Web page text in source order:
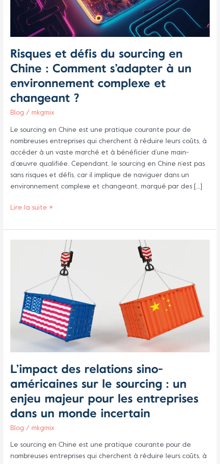
Risques et défis du sourcing en
Chine : Comment s’adapter à un
environnement complexe et
changeant ?
Blog / mkgmix
Le sourcing en Chine est une pratique courante pour de
nombreuses entreprises qui cherchent à réduire leurs coûts, à
accéder à un vaste marché et à bénéficier d’une main-
d’œuvre qualifiée. Cependant, le sourcing en Chine n’est pas
sans risques et défis, car il implique de naviguer dans un
environnement complexe et changeant, marqué par des […]
s’adapter
complexe
et
changeant
Lire la suite »
L’impact des relations sino-
américaines sur le sourcing : un
enjeu majeur pour les entreprises
dans un monde incertain
Blog / mkgmix
Le sourcing en Chine est une pratique courante pour de
nombreuses entreprises qui cherchent à réduire leurs coûts, à
américaines
sourcing
majeur
pour
entreprises
dans
un
incertain